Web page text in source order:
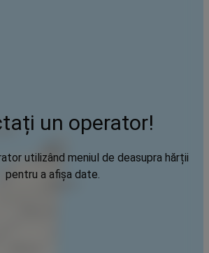
un operator!
utilizând meniul de deasupra hărții
pentru a afișa date.